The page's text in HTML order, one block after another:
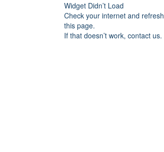
Widget Didn’t Load
Check your internet and refresh
this page.
If that doesn’t work, contact us.